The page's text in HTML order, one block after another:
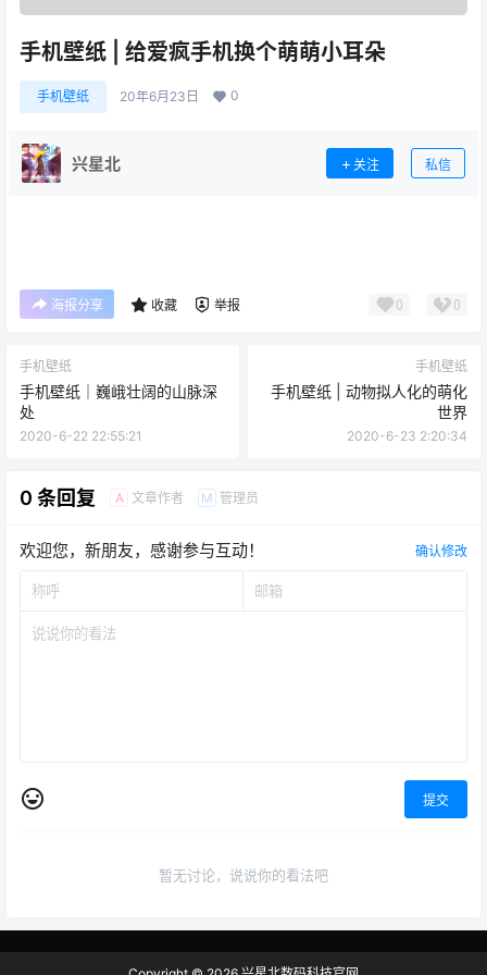
手机壁纸 | 给爱疯手机换个萌萌小耳朵
手机壁纸 20年6月23日 0
兴星北 关注 私信
海报分享 收藏 举报 0 0
手机壁纸
手机壁纸｜巍峨壮阔的山脉深
处
2020-6-22 22:55:21
手机壁纸
手机壁纸 | 动物拟人化的萌化
世界
2020-6-23 2:20:34
0 条回复 A 文章作者 M 管理员
欢迎您，新朋友，感谢参与互动！ 确认修改
提交
暂无讨论，说说你的看法吧